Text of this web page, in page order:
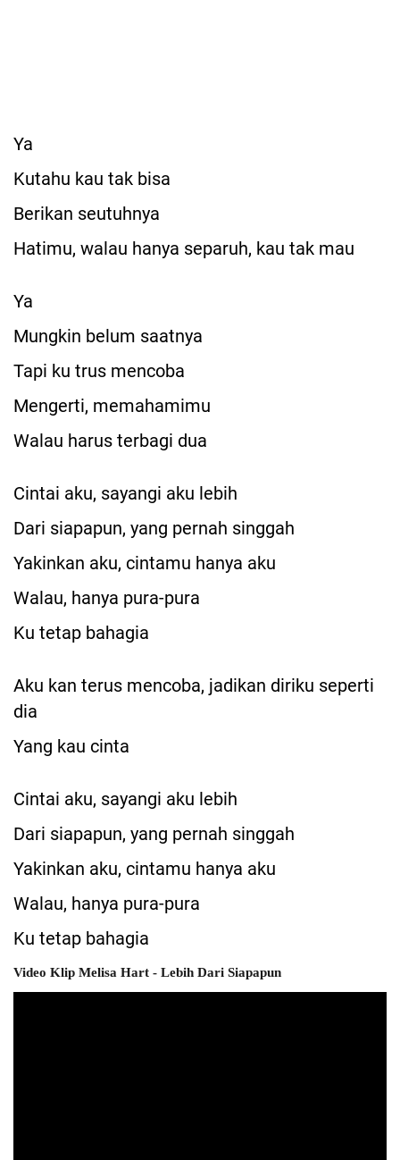
Ya
Kutahu kau tak bisa
Berikan seutuhnya
Hatimu, walau hanya separuh, kau tak mau
Ya
Mungkin belum saatnya
Tapi ku trus mencoba
Mengerti, memahamimu
Walau harus terbagi dua
Cintai aku, sayangi aku lebih
Dari siapapun, yang pernah singgah
Yakinkan aku, cintamu hanya aku
Walau, hanya pura-pura
Ku tetap bahagia
Aku kan terus mencoba, jadikan diriku seperti
dia
Yang kau cinta
Cintai aku, sayangi aku lebih
Dari siapapun, yang pernah singgah
Yakinkan aku, cintamu hanya aku
Walau, hanya pura-pura
Ku tetap bahagia
Video Klip Melisa Hart - Lebih Dari Siapapun